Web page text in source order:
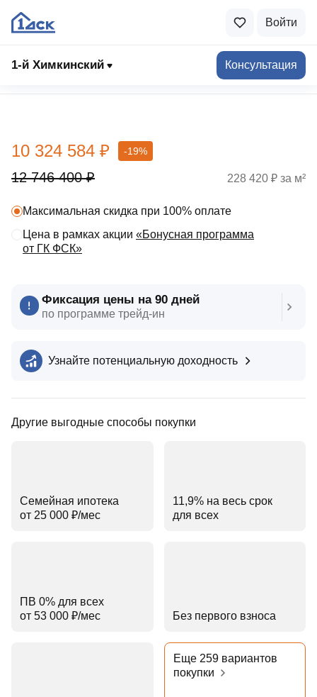
Войти
1-й Химкинский Консультация
Выбрать квартиру
12 746 400 ₽
10 324 584 ₽ -19%
Фиксация цены на 90 дней
по программе трейд‑ин
Узнайте потенциальную доходность
Другие выгодные способы покупки
Семейная ипотека
от 25 000 ₽⁠/⁠мес
11,9% на весь срок
для всех
ПВ 0% для всех
от 53 000 ₽⁠/⁠мес
Без первого взноса
Еще 259 вариантов
покупки
Максимальная скидка при 100% оплате
Цена в рамках акции «Бонусная программа
от ГК ФСК»
228 420 ₽ за м²